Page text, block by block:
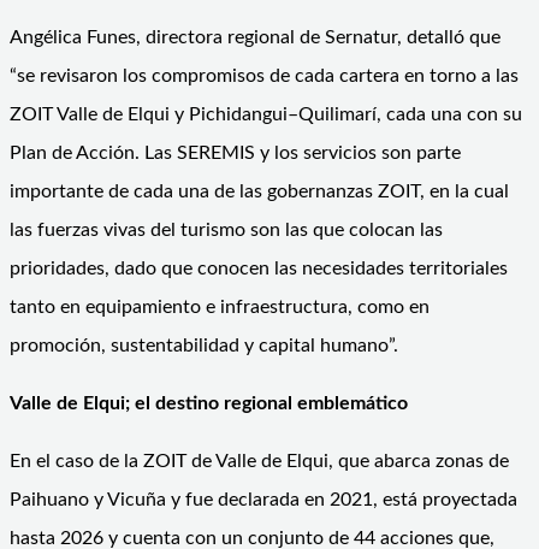
Angélica Funes, directora regional de Sernatur, detalló que
“se revisaron los compromisos de cada cartera en torno a las
ZOIT Valle de Elqui y Pichidangui–Quilimarí, cada una con su
Plan de Acción. Las SEREMIS y los servicios son parte
importante de cada una de las gobernanzas ZOIT, en la cual
las fuerzas vivas del turismo son las que colocan las
prioridades, dado que conocen las necesidades territoriales
tanto en equipamiento e infraestructura, como en
promoción, sustentabilidad y capital humano”.
Valle de Elqui; el destino regional emblemático
En el caso de la ZOIT de Valle de Elqui, que abarca zonas de
Paihuano y Vicuña y fue declarada en 2021, está proyectada
hasta 2026 y cuenta con un conjunto de 44 acciones que,